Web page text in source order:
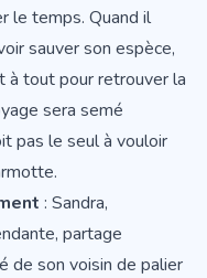
le temps. Quand il
sauver son espèce,
à tout pour retrouver la
sera semé
pas le seul à vouloir
: Sandra,
partage
de son voisin de palier